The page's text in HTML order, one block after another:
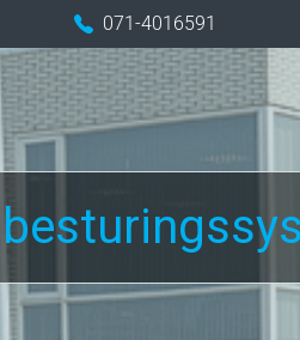
071-4016591